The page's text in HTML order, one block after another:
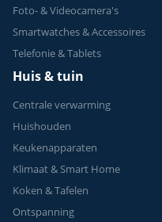
Foto- & Videocamera's
Smartwatches & Accessoires
Telefonie & Tablets
Huis & tuin
Centrale verwarming
Huishouden
Keukenapparaten
Klimaat & Smart Home
Koken & Tafelen
Ontspanning